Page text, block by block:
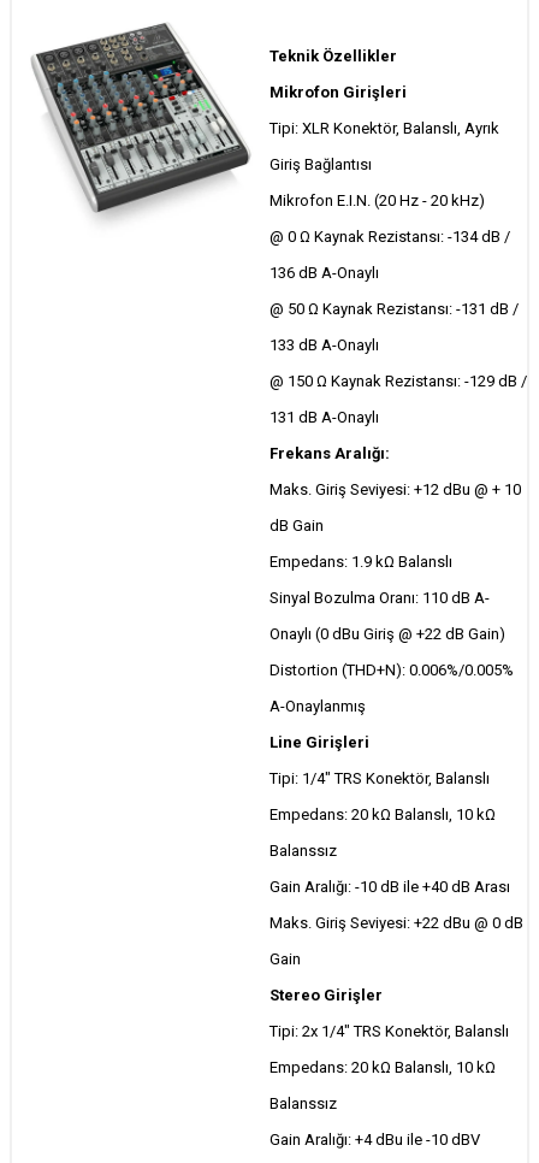
Teknik Özellikler
Mikrofon Girişleri
Tipi: XLR Konektör, Balanslı, Ayrık
Giriş Bağlantısı
Mikrofon E.I.N. (20 Hz - 20 kHz)
@ 0 Ω Kaynak Rezistansı: -134 dB /
136 dB A-Onaylı
@ 50 Ω Kaynak Rezistansı: -131 dB /
133 dB A-Onaylı
@ 150 Ω Kaynak Rezistansı: -129 dB /
131 dB A-Onaylı
Frekans Aralığı:
Maks. Giriş Seviyesi: +12 dBu @ + 10
dB Gain
Empedans: 1.9 kΩ Balanslı
Sinyal Bozulma Oranı: 110 dB A-
Onaylı (0 dBu Giriş @ +22 dB Gain)
Distortion (THD+N): 0.006%/0.005%
A-Onaylanmış
Line Girişleri
Tipi: 1/4" TRS Konektör, Balanslı
Empedans: 20 kΩ Balanslı, 10 kΩ
Balanssız
Gain Aralığı: -10 dB ile +40 dB Arası
Maks. Giriş Seviyesi: +22 dBu @ 0 dB
Gain
Stereo Girişler
Tipi: 2x 1/4" TRS Konektör, Balanslı
Empedans: 20 kΩ Balanslı, 10 kΩ
Balanssız
Gain Aralığı: +4 dBu ile -10 dBV